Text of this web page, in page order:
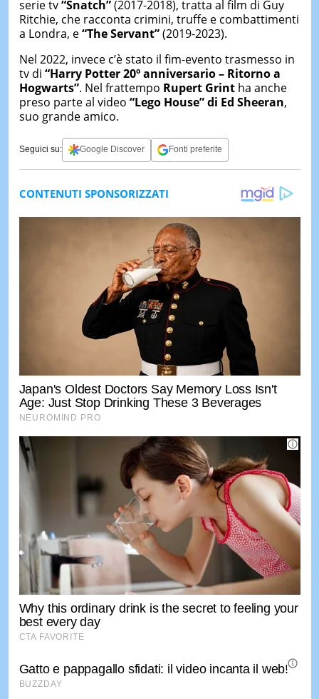
serie tv“Snatch”(2017-2018), tratta al film di Guy
Ritchie, che racconta crimini, truffe e combattimenti
a Londra, e“The Servant”(2019-2023).
Nel 2022, invece c’è stato il fim-evento trasmesso in
tv di “Harry Potter 20º anniversario – Ritorno a
Hogwarts”. Nel frattempo Rupert Grintha anche
preso parte al video “Lego House” di Ed Sheeran,
suo grande amico.
Seguici su: Google Discover Fonti preferite